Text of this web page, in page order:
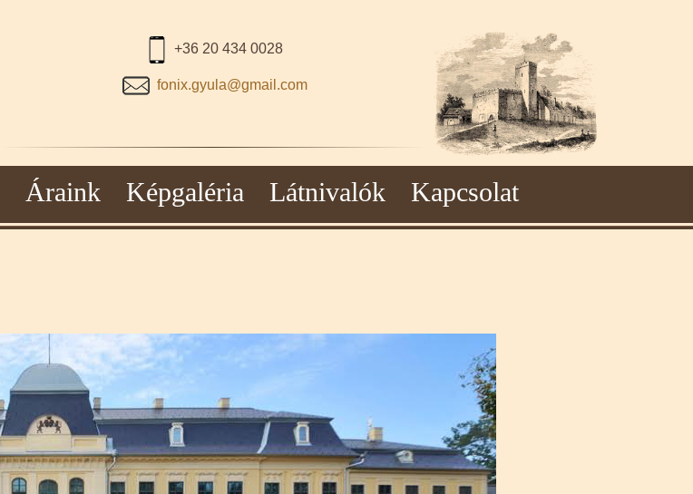
+36 20 434 0028
fonix.gyula@gmail.com
Áraink Képgaléria Látnivalók Kapcsolat